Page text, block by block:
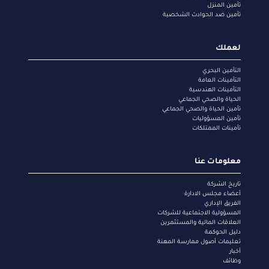
تأمين المنزل
تأمين ضد الحوادث الشخصية
لعملك
التأمين البحري
التأمينات العامة
التأمينات الهندسية
الحياة والصحي الجماعي
تأمين الحياة والصحي الجماعي
تأمين المسؤوليات
تأمينات الممتلكات
معلومات عنا
تاريخ الشركة
أعضاء مجلس الادارة
الفريق الإداري
المسؤولية الاجتماعية للشركات
العلاقات المالية والمستثمرين
دليل الحوكمة
تعليمات أصول ممارسة المهنة
أخبار
وظائف